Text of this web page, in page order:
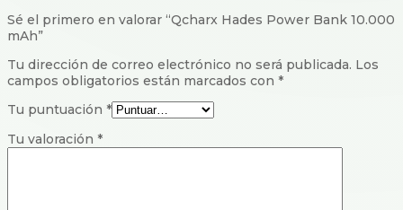
Sé el primero en valorar “Qcharx Hades Power Bank 10.000
mAh”
Tu dirección de correo electrónico no será publicada. Los
campos obligatorios están marcados con *
Tu puntuación *
Tu valoración *